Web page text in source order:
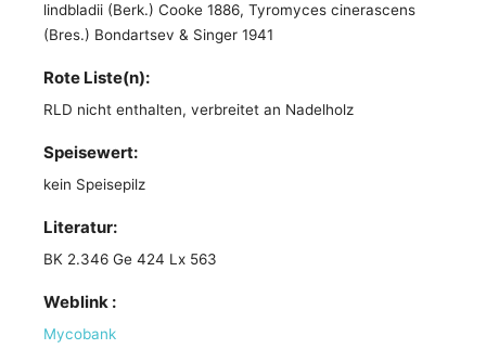
lindbladii (Berk.) Cooke 1886, Tyromyces cinerascens
(Bres.) Bondartsev & Singer 1941
Rote Liste(n):
RLD nicht enthalten, verbreitet an Nadelholz
Speisewert:
kein Speisepilz
Literatur:
BK 2.346 Ge 424 Lx 563
Weblink :
Mycobank